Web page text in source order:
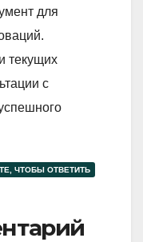
для
текущих
с
ЧТОБЫ ОТВЕТИТЬ